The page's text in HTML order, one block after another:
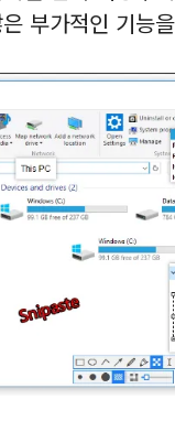
부가적인 기능